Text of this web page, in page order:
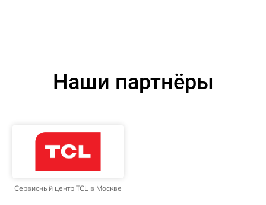
Наши партнёры
Сервисный центр TCL в Москве